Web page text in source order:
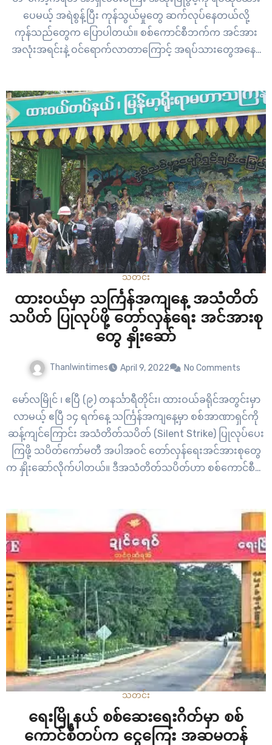
ပေမယ့် အရဲစွန့်ပြီး ကုန်သွယ်မှုတွေ ဆက်လုပ်နေတယ်လို့
ကုန်သည်တွေက ပြောပါတယ်။ စစ်ကောင်စီဘက်က အင်အား
အလုံးအရင်းနဲ့ ဝင်ရောက်လာတာကြောင့် အရပ်သားတွေအနေနဲ့
သတင်း
ထားဝယ်မှာ သင်္ကြန်အကျနေ့ အသံတိတ်
သပိတ် ပြုလုပ်ဖို့ တော်လှန်ရေး အင်အားစု
တွေ နှိုးဆော်
Thanlwintimes April 9, 2022 No Comments
မော်လမြိုင် ၊ ဧပြီ (၉) တနင်္သာရီတိုင်း၊ ထားဝယ်ခရိုင်အတွင်းမှာ
လာမယ့် ဧပြီ ၁၄ ရက်နေ့ သင်္ကြန်အကျနေ့မှာ စစ်အာဏာရှင်ကို
ဆန့်ကျင်ကြောင်း အသံတိတ်သပိတ် (Silent Strike) ပြုလုပ်ပေး
ကြဖို့ သပိတ်ကော်မတီ အပါအဝင် တော်လှန်ရေးအင်အားစုတွေ
က နှိုးဆော်လိုက်ပါတယ်။ ဒီအသံတိတ်သပိတ်ဟာ စစ်ကောင်စီက
သတင်း
ရေးမြို့နယ် စစ်ဆေးရေးဂိတ်မှာ စစ်
ကောင်စီတပ်က ငွေကြေး အဆမတန်